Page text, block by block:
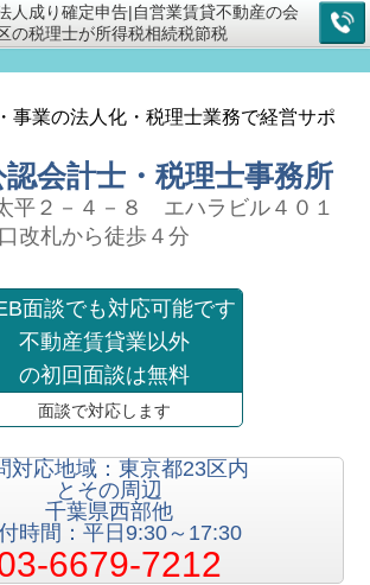
人成り確定申告|自営業賃貸不動産の会
の税理士が所得税相続税節税
事業の法人化・税理士業務で経営サポ
会計士・税理士事務所
平２－４－８ エハラビル４０１
改札から徒歩４分
面談でも対応可能です
不動産賃貸業以外
の初回面談は無料
面談で対応します
対応地域：東京都23区内
とその周辺
千葉県西部他
時間：平日9:30～17:30
6679-7212